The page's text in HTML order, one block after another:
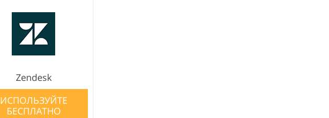
Zendesk
ИСПОЛЬЗУЙТЕ
БЕСПЛАТНО